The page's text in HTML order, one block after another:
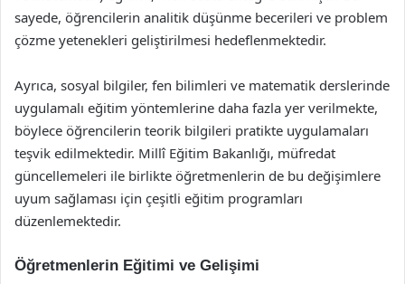
sayede, öğrencilerin analitik düşünme becerileri ve problem
çözme yetenekleri geliştirilmesi hedeflenmektedir.
Ayrıca, sosyal bilgiler, fen bilimleri ve matematik derslerinde
uygulamalı eğitim yöntemlerine daha fazla yer verilmekte,
böylece öğrencilerin teorik bilgileri pratikte uygulamaları
teşvik edilmektedir. Millî Eğitim Bakanlığı, müfredat
güncellemeleri ile birlikte öğretmenlerin de bu değişimlere
uyum sağlaması için çeşitli eğitim programları
düzenlemektedir.
Öğretmenlerin Eğitimi ve Gelişimi